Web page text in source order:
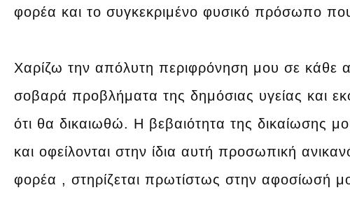
φορέα και το συγκεκριμένο φυσικό πρόσωπο
Χαρίζω την απόλυτη περιφρόνηση μου σε κάθε
σοβαρά προβλήματα της δημόσιας υγείας και
ότι θα δικαιωθώ. Η βεβαιότητα της δικαίωσης
και οφείλονται στην ίδια αυτή προσωπική
φορέα , στηρίζεται πρωτίστως στην αφοσίωσή